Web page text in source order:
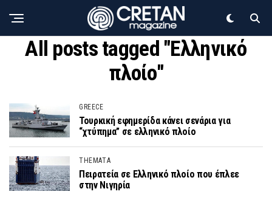
All posts tagged "Ελληνικό
πλοίο"
GREECE
Τουρκική εφημερίδα κάνει σενάρια για
“χτύπημα” σε ελληνικό πλοίο
THEMATA
Πειρατεία σε Ελληνικό πλοίο που έπλεε
στην Νιγηρία